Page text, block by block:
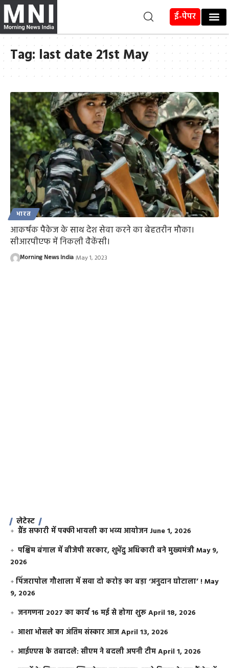
ई-पेपर
Tag: last date 21st May
भारत
आकर्षक पैकेज के साथ देश सेवा करने का बेहतरीन मौका।
सीआरपीएफ में निकली वैकेंसी।
Morning News India May 1, 2023
लेटेस्ट
ग्रैंड सफारी में पक्की भायली का भव्य आयोजन June 1, 2026
पश्चिम बंगाल में बीजेपी सरकार, शुभेंदु अधिकारी बने मुख्यमंत्रीMay 9,
2026
​पिंजरापोल गौशाला में सवा दो करोड़ का बड़ा ‘अनुदान घोटाला’ !May
9, 2026
जनगणना 2027 का कार्य 16 मई से होगा शुरूApril 18, 2026
आशा भोसले का अंतिम संस्कार आजApril 13, 2026
आईएएस के तबादले: सीएम ने बदली अपनी टीमApril 1, 2026